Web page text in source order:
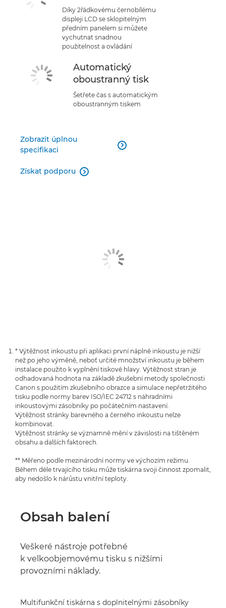
Díky 2řádkovému černobílému
displeji LCD se sklopitelným
předním panelem si můžete
vychutnat snadnou
použitelnost a ovládání
Automatický
oboustranný tisk
Šetřete čas s automatickým
oboustranným tiskem
Zobrazit úplnou
specifikaci

Získat podporu 
* Výtěžnost inkoustu při aplikaci první náplně inkoustu je nižší
než po jeho výměně, neboť určité množství inkoustu je během
instalace použito k vyplnění tiskové hlavy. Výtěžnost stran je
odhadovaná hodnota na základě zkušební metody společnosti
Canon s použitím zkušebního obrazce a simulace nepřetržitého
tisku podle normy barev ISO/IEC 24712 s náhradními
inkoustovými zásobníky po počátečním nastavení.
Výtěžnost stránky barevného a černého inkoustu nelze
kombinovat.
Výtěžnost stránky se významně mění v závislosti na tištěném
obsahu a dalších faktorech.
** Měřeno podle mezinárodní normy ve výchozím režimu.
Během déle trvajícího tisku může tiskárna svoji činnost zpomalit,
aby nedošlo k nárůstu vnitřní teploty.
Obsah balení
Veškeré nástroje potřebné
k velkoobjemovému tisku s nižšími
provozními náklady.
Multifunkční tiskárna s doplnitelnými zásobníky